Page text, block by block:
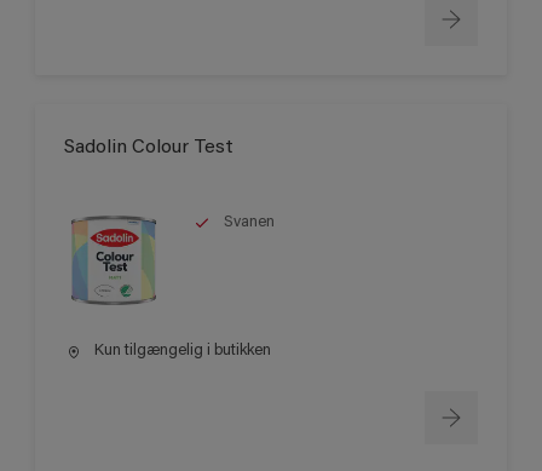
Sadolin Colour Test
Svanen
Kun tilgængelig i butikken